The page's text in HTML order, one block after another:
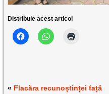
Distribuie acest articol
« Flacăra recunoștinței față